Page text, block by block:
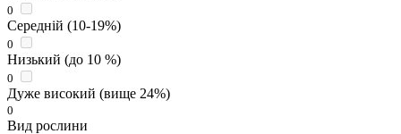
0
Середній (10-19%)
0
Низький (до 10 %)
0
Дуже високий (вище 24%)
0
Вид рослини